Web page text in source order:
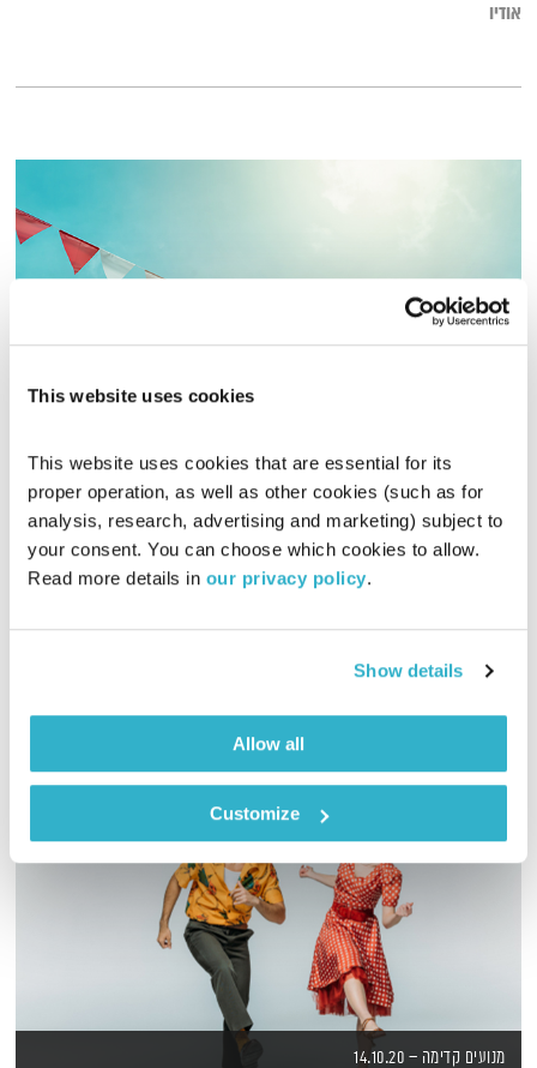
This website uses cookies
This website uses cookies that are essential for its
proper operation, as well as other cookies (such as for
analysis, research, advertising and marketing) subject to
your consent. You can choose which cookies to allow.
Read more details in our privacy policy.
Show details
Allow all
Customize
אודיו
מנועים קדימה
גלית גורא-עיני
01.09.22
01:00:11
כל יום בדרך הביתה – שעה של מוזיקה מעולה בעריכתה ובהגשתה
אודיו
מנועים קדימה – 14.10.20